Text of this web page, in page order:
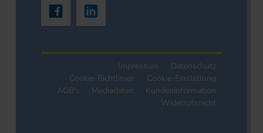
Impressum
Datenschutz
Cookie-Richtlinien
Cookie-Einstellung
AGB's
Mediadaten
Kundeninformation
Widerrufsrecht